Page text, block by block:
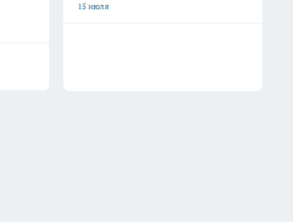
15 июля